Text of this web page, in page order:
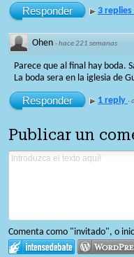
Responder 3 replies
Ohen ·hace 221 semanas
Parece que al final hay boda.
La boda sera en la iglesia de
Responder 1 reply ·
Publicar un
Comenta como "invitado", o